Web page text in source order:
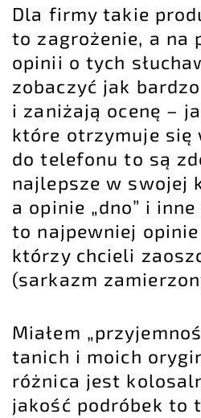
Dla firmy takie
to zagrożenie, a na
opinii o tych
zobaczyć jak
i zaniżają ocenę –
które otrzymuje się
do telefonu to są
najlepsze w swojej
a opinie „dno” i
to najpewniej opinie
którzy chcieli
(sarkazm
Miałem
tanich i moich
różnica jest
jakość podróbek to